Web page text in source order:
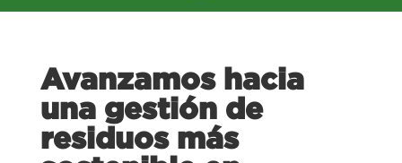
Avanzamos hacia
una gestión de
residuos más